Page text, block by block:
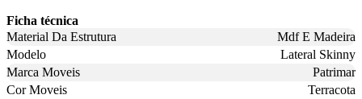
Ficha técnica
Material Da Estrutura
Mdf E Madeira
Modelo
Lateral Skinny
Marca Moveis
Patrimar
Cor Moveis
Terracota